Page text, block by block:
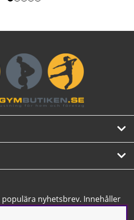
nyhetsbrev. Innehåller
allra bästa erbjudanden.